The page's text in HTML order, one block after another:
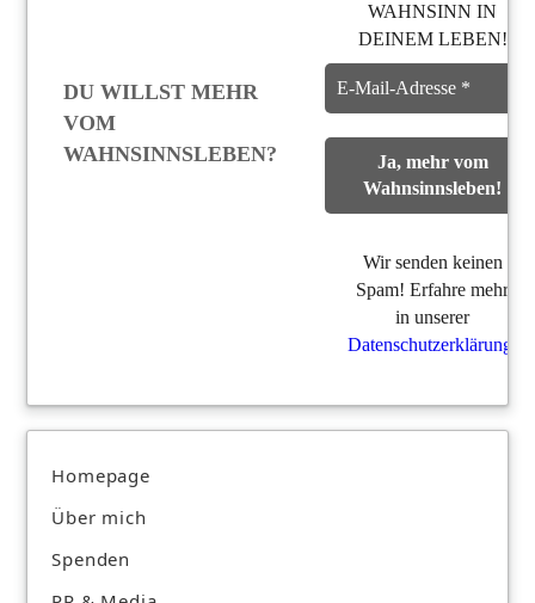
DU WILLST MEHR
VOM
WAHNSINNSLEBEN?
WAHNSINN IN
DEINEM LEBEN!
Wir senden keinen
Spam! Erfahre mehr
in unserer
Datenschutzerklärung
Homepage
Über mich
Spenden